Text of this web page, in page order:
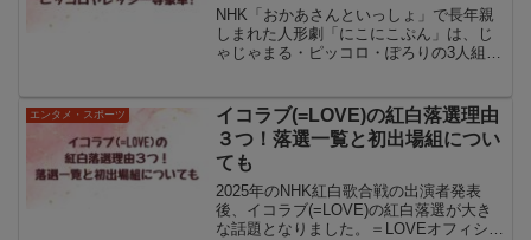
NHK「おかあさんといっしょ」で長年親
しまれた人形劇「にこにこぷん」は、じ
ゃじゃまる・ピッコロ・ぽろりの3人組が
「にこにこぷん」に登場する主要キャラ
クターの声優の中には、...
エンタメ・スポーツ
イコラブ(=LOVE)の紅白落選理由
３つ！落選一覧と初出場組につい
ても
2025年のNHK紅白歌合戦の出演者発表
後、イコラブ(=LOVE)の紅白落選が大き
な話題となりました。＝LOVEオフィシャ